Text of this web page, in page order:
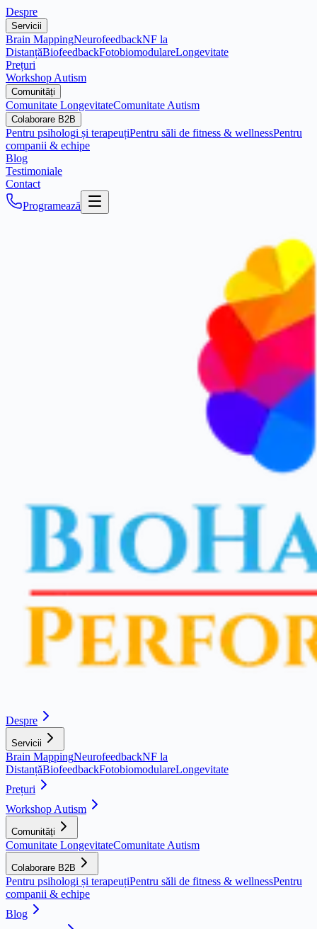
Despre
Servicii
Brain MappingNeurofeedbackNF la
DistanțăBiofeedbackFotobiomodulareLongevitate
Prețuri
Workshop Autism
Comunități
Comunitate LongevitateComunitate Autism
Colaborare B2B
Pentru psihologi și terapeuțiPentru săli de fitness & wellnessPentru
companii & echipe
Blog
Testimoniale
Contact
Programează
Despre
Servicii
Brain MappingNeurofeedbackNF la
DistanțăBiofeedbackFotobiomodulareLongevitate
Prețuri
Workshop Autism
Comunități
Comunitate LongevitateComunitate Autism
Colaborare B2B
Pentru psihologi și terapeuțiPentru săli de fitness & wellnessPentru
companii & echipe
Blog